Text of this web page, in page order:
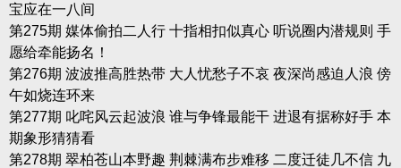
宝应在一八间
第275期 媒体偷拍二人行 十指相扣似真心 听说圈内潜规则 手
愿给牵能扬名！
第276期 波波推高胜热带 大人忧愁子不哀 夜深尚感迫人浪 傍
午如烧连环来
第277期 叱咤风云起波浪 谁与争锋最能干 进退有据称好手 本
期象形猜猜看
第278期 翠柏苍山本野趣 荆棘满布步难移 二度迁徒几不信 九